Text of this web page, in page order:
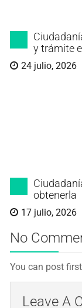
y trámite
24 julio, 2026
obtenerla
17 julio, 2026
No
You can post
Leave A